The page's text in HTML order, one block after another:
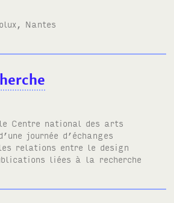
, Nantes
Centre national des arts
journée d’échanges
relations entre le design
liées à la recherche